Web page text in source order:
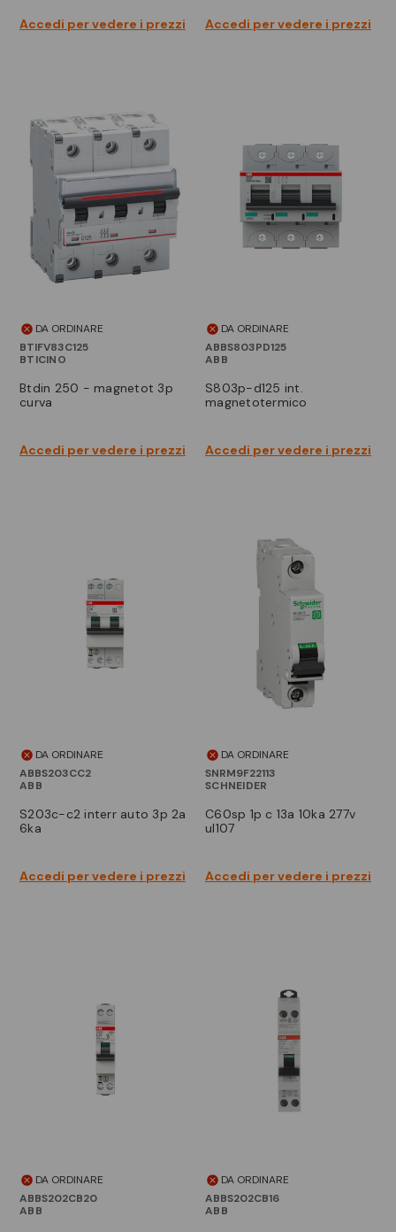
Accedi per vedere i prezzi Accedi per vedere i prezzi
DA ORDINARE
BTIFV83C125
BTICINO
btdin 250 - magnetot 3p
curva
Accedi per vedere i prezzi
DA ORDINARE
ABBS803PD125
ABB
s803p-d125 int.
magnetotermico
Accedi per vedere i prezzi
DA ORDINARE
ABBS203CC2
ABB
s203c-c2 interr auto 3p 2a
6ka
Accedi per vedere i prezzi
DA ORDINARE
SNRM9F22113
SCHNEIDER
c60sp 1p c 13a 10ka 277v
ul107
Accedi per vedere i prezzi
DA ORDINARE
ABBS202CB20
ABB
DA ORDINARE
ABBS202CB16
ABB